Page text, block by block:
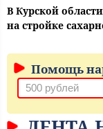
В Курской
на стройке
Помощь